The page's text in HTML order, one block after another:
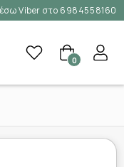
Viber στο 6984558160
0